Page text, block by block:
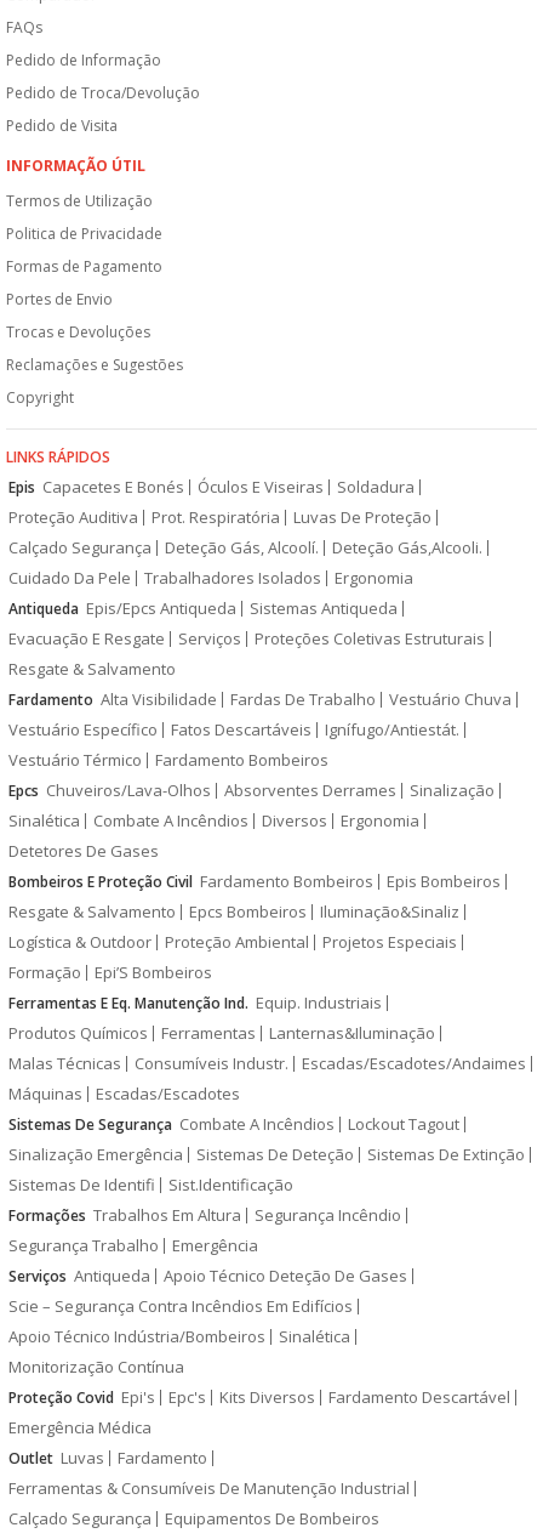
FAQs
Pedido de Informação
Pedido de Troca/Devolução
Pedido de Visita
INFORMAÇÃO ÚTIL
Termos de Utilização
Politica de Privacidade
Formas de Pagamento
Portes de Envio
Trocas e Devoluções
Reclamações e Sugestões
Copyright
LINKS RÁPIDOS
Epis Capacetes E Bonés Óculos E Viseiras
Soldadura
Proteção Auditiva
Prot. Respiratória
Luvas De Proteção
Calçado Segurança
Deteção Gás, Alcoolí.
Deteção Gás,Alcooli.
Cuidado Da Pele
Trabalhadores Isolados Ergonomia
Antiqueda Epis/Epcs Antiqueda
Sistemas Antiqueda
Evacuação E Resgate
Serviços
Proteções Coletivas Estruturais
Resgate & Salvamento
Fardamento Alta Visibilidade Fardas De Trabalho
Vestuário Chuva
Vestuário Específico
Fatos Descartáveis
Ignífugo/Antiestát.
Vestuário Térmico
Fardamento Bombeiros
Epcs Chuveiros/Lava-Olhos Absorventes Derrames
Sinalização
Sinalética
Combate A Incêndios Diversos
Ergonomia
Detetores De Gases
Bombeiros E Proteção Civil Fardamento Bombeiros
Epis Bombeiros
Resgate & Salvamento
Epcs Bombeiros
Iluminação&Sinaliz
Logística & Outdoor
Proteção Ambiental
Projetos Especiais
Formação
Epi’S Bombeiros
Ferramentas E Eq. Manutenção Ind. Equip. Industriais
Produtos Químicos
Ferramentas
Lanternas&Iluminação
Malas Técnicas
Consumíveis Industr.
Escadas/Escadotes/Andaimes
Máquinas
Escadas/Escadotes
Sistemas De Segurança Combate A Incêndios
Lockout Tagout
Sinalização Emergência
Sistemas De Deteção
Sistemas De Extinção
Sistemas De Identifi
Sist.Identificação
Formações Trabalhos Em Altura
Segurança Incêndio
Segurança Trabalho
Emergência
Serviços Antiqueda
Apoio Técnico Deteção De Gases
Scie – Segurança Contra Incêndios Em Edifícios
Apoio Técnico Indústria/Bombeiros
Sinalética
Monitorização Contínua
Proteção Covid Epi's Epc's Kits Diversos
Fardamento Descartável
Emergência Médica
Outlet Luvas
Fardamento
Ferramentas & Consumíveis De Manutenção Industrial
Calçado Segurança
Equipamentos De Bombeiros